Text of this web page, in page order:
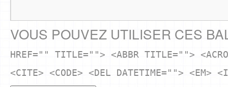
VOUS POUVEZ UTILISER CES
HREF="" TITLE=""> <ABBR TITLE="">
<CITE> <CODE> <DEL DATETIME=""> <EM>